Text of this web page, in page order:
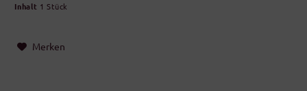
Inhalt 1 Stück
Merken